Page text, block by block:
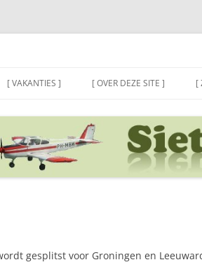
[ VAKANTIES ] [ OVER DEZE SITE ] [
gesplitst voor Groningen en